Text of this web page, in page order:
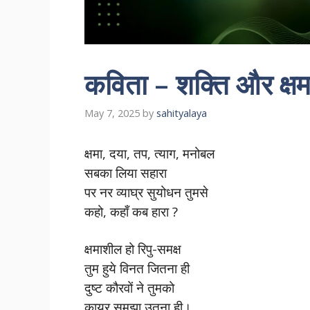
कविता – शक्ति और
May 7, 2025 by sahityalaya
क्षमा, दया, तप, त्याग, मनोबल
सबका लिया सहारा
पर नर व्याघ्र सुयोधन तुमसे
कहो, कहाँ कब हारा ?
क्षमाशील हो रिपु-समक्ष
तुम हुये विनत जितना ही
दुष्ट कौरवों ने तुमको